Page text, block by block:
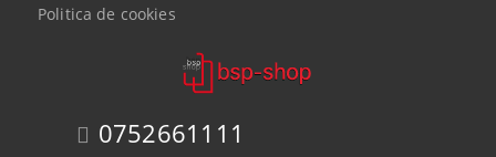
0752661111
Politica de cookies